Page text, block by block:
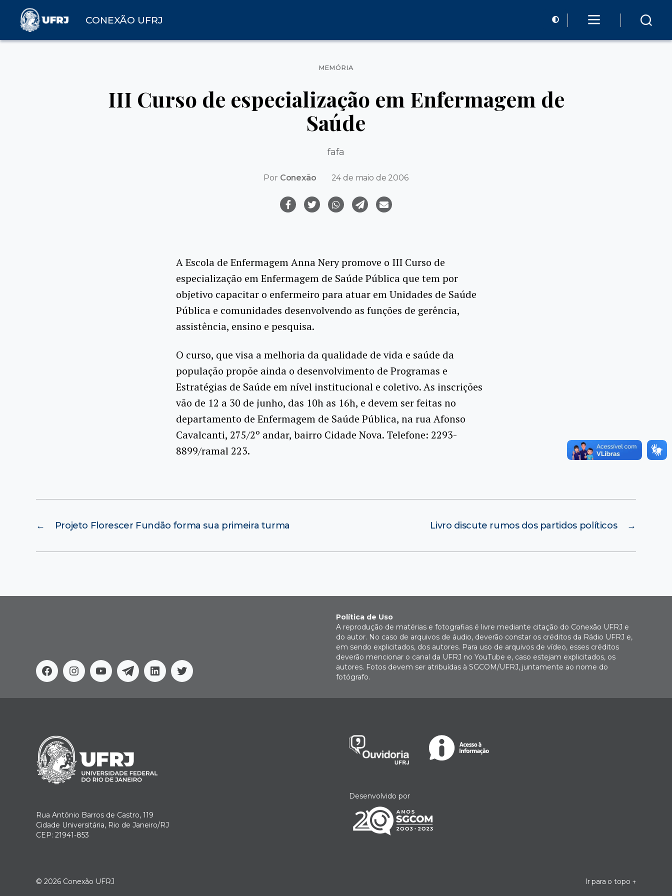
CONEXÃO UFRJ
Categorias
MEMÓRIA
III Curso de especialização em Enfermagem de
Saúde
fafa
Por Conexão 24 de maio de 2006
A Escola de Enfermagem Anna Nery promove o III Curso de
especialização em Enfermagem de Saúde Pública que tem por
objetivo capacitar o enfermeiro para atuar em Unidades de Saúde
Pública e comunidades desenvolvendo as funções de gerência,
assistência, ensino e pesquisa.
O curso, que visa a melhoria da qualidade de vida e saúde da
população propõe ainda o desenvolvimento de Programas e
Estratégias de Saúde em nível institucional e coletivo. As inscrições
vão de 12 a 30 de junho, das 10h as 16h, e devem ser feitas no
departamento de Enfermagem de Saúde Pública, na rua Afonso
Cavalcanti, 275/2º andar, bairro Cidade Nova. Telefone: 2293-
8899/ramal 223.
← Projeto Florescer Fundão forma sua primeira turma →
Livro discute rumos dos partidos políticos
FacebookInstagram
YoutubeTelegramLinkedinTwitter
Política de Uso
A reprodução de matérias e fotografias é livre mediante citação do Conexão UFRJ e
do autor. No caso de arquivos de áudio, deverão constar os créditos da Rádio UFRJ e,
em sendo explicitados, dos autores. Para uso de arquivos de vídeo, esses créditos
deverão mencionar o canal da UFRJ no YouTube e, caso estejam explicitados, os
autores. Fotos devem ser atribuídas à SGCOM/UFRJ, juntamente ao nome do
fotógrafo.
Rua Antônio Barros de Castro, 119
Cidade Universitária, Rio de Janeiro/RJ
CEP: 21941-853
Desenvolvido por
© 2026 Conexão UFRJ Ir para o topo ↑